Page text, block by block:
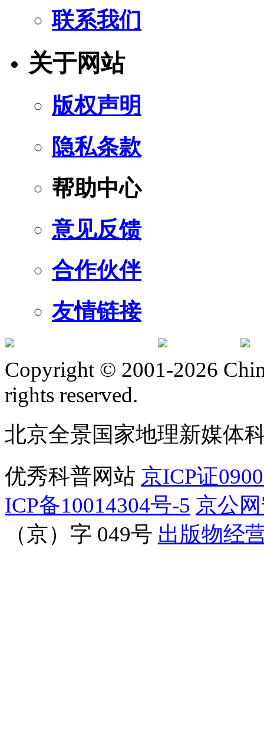
联系我们
关于网站
版权声明
隐私条款
帮助中心
意见反馈
合作伙伴
友情链接
Copyright © 2001-2026
rights reserved.
北京全景国家地理新媒体
优秀科普网站 京ICP证
ICP备10014304号-5 京公
（京）字 049号 出版物经